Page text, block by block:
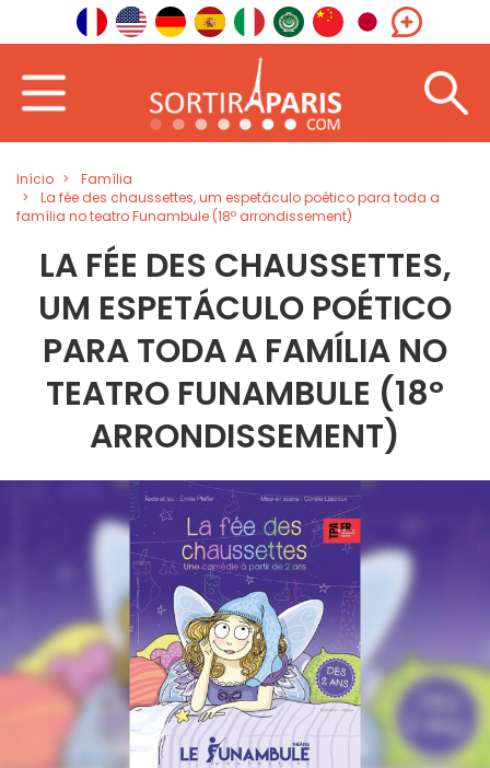
Início
Família
La fée des chaussettes, um espetáculo poético para toda a
família no teatro Funambule (18º arrondissement)
LA FÉE DES CHAUSSETTES,
UM ESPETÁCULO POÉTICO
PARA TODA A FAMÍLIA NO
TEATRO FUNAMBULE (18º
ARRONDISSEMENT)